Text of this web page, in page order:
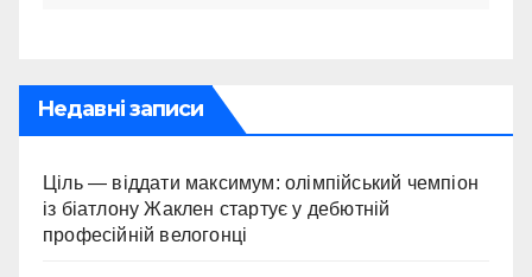
Недавні записи
Ціль — віддати максимум: олімпійський чемпіон
із біатлону Жаклен стартує у дебютній
професійній велогонці